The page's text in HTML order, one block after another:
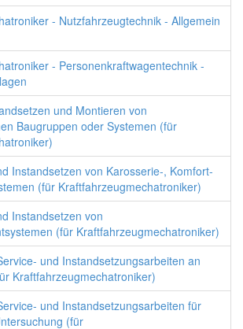
- Nutzfahrzeugtechnik - Allgemein
- Personenkraftwagentechnik -
und Montieren von
Baugruppen oder Systemen (für
Instandsetzen von Karosserie-, Komfort-
(für Kraftfahrzeugmechatroniker)
Instandsetzen von
(für Kraftfahrzeugmechatroniker)
und Instandsetzungsarbeiten an
Kraftfahrzeugmechatroniker)
und Instandsetzungsarbeiten für
(für